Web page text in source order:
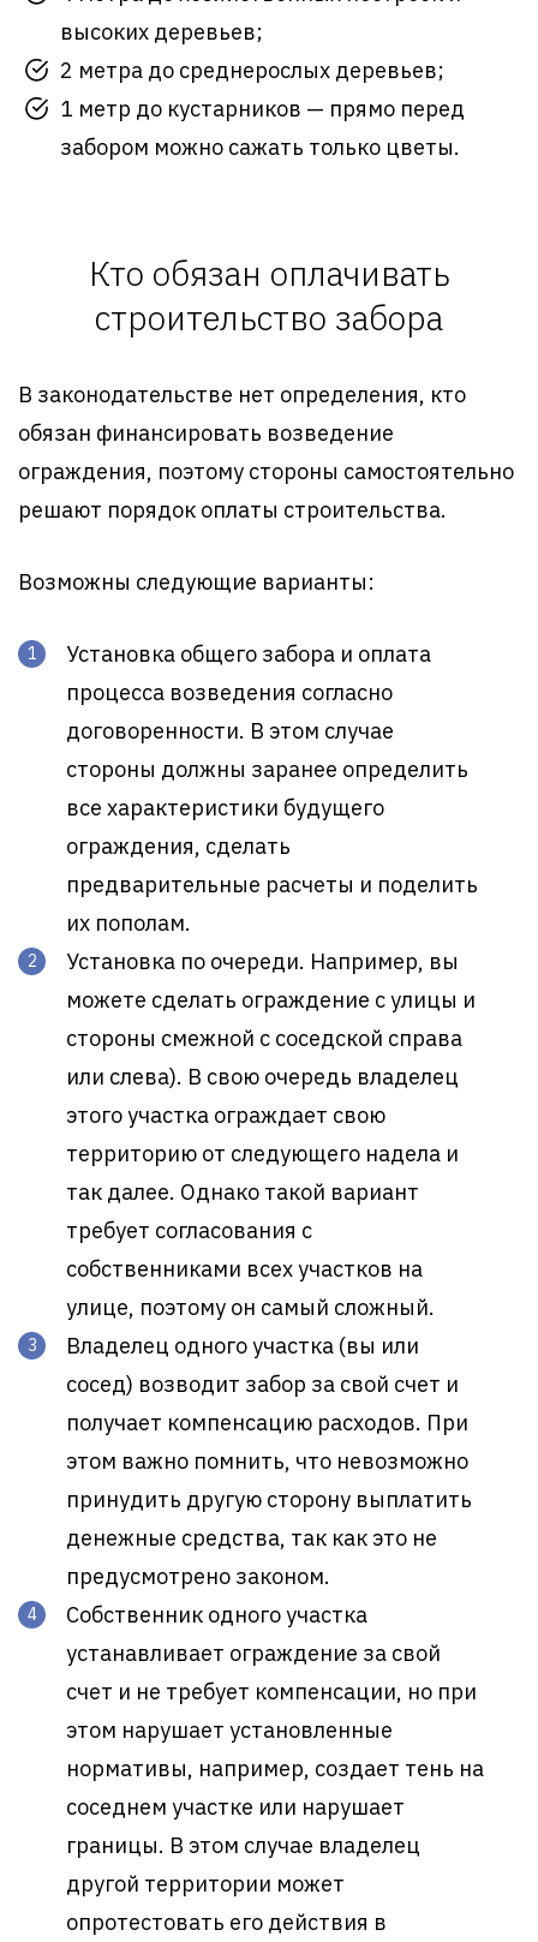
высоких деревьев;
2 метра до среднерослых деревьев;
1 метр до кустарников — прямо перед
забором можно сажать только цветы.
Кто обязан оплачивать
строительство забора
В законодательстве нет определения, кто
обязан финансировать возведение
ограждения, поэтому стороны самостоятельно
решают порядок оплаты строительства.
Возможны следующие варианты:
Установка общего забора и оплата
процесса возведения согласно
договоренности. В этом случае
стороны должны заранее определить
все характеристики будущего
ограждения, сделать
предварительные расчеты и поделить
их пополам.
Установка по очереди. Например, вы
можете сделать ограждение с улицы и
стороны смежной с соседской справа
или слева). В свою очередь владелец
этого участка ограждает свою
территорию от следующего надела и
так далее. Однако такой вариант
требует согласования с
собственниками всех участков на
улице, поэтому он самый сложный.
Владелец одного участка (вы или
сосед) возводит забор за свой счет и
получает компенсацию расходов. При
этом важно помнить, что невозможно
принудить другую сторону выплатить
денежные средства, так как это не
предусмотрено законом.
Собственник одного участка
устанавливает ограждение за свой
счет и не требует компенсации, но при
этом нарушает установленные
нормативы, например, создает тень на
соседнем участке или нарушает
границы. В этом случае владелец
другой территории может
опротестовать его действия в